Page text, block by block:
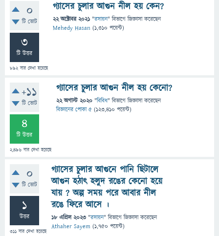
0
টি ভোট
3
টি উত্তর
892বার দেখা হয়েছে
গ্যাসের চুলার আগুন নীল হয় কেন?
22 অক্টোবর 2021 "রসায়ন" বিভাগে জিজ্ঞাসাকরেছেন
Mehedy Hasan (1,310 পয়েন্ট)
+11
টি ভোট
4
টি উত্তর
2,496 বার দেখা হয়েছে
গ্যাসের চুলার আগুন নীল হয় কেনো?
22 অগাস্ট 2020 "বিবিধ" বিভাগে জিজ্ঞাসাকরেছেন
বিজ্ঞানের পোকা ৫ (123,410 পয়েন্ট)
0
টি ভোট
1
উত্তর
311 বার দেখা হয়েছে
গ্যাসের চুলার আগুনে পানি ছিটালে
আগুন হঠাৎ হলুদ রঙের কেনো হয়ে
যায় ? অল্প সময় পরে আবার নীল
রঙে ফিরে আসে ।
18 এপ্রিল 2023 "রসায়ন" বিভাগে জিজ্ঞাসাকরেছেন
Athaher Sayem (1,750 পয়েন্ট)